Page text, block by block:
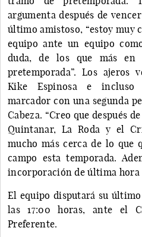
argumenta después de
último amistoso, “estoy muy
equipo ante un equipo
duda, de los que más
pretemporada”. Los ajeros
Kike Espinosa e incluso
marcador con una segunda
Cabeza. “Creo que después
Quintanar, La Roda y el
mucho más cerca de lo que
campo esta temporada.
incorporación de última hora
El equipo disputará su
las 17:00 horas, ante el
Preferente.